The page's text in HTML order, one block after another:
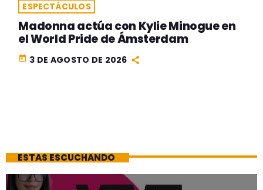
ESPECTÁCULOS
Madonna actúa con Kylie Minogue en
el World Pride de Ámsterdam
today 3 DE AGOSTO DE 2026
ESTAS ESCUCHANDO